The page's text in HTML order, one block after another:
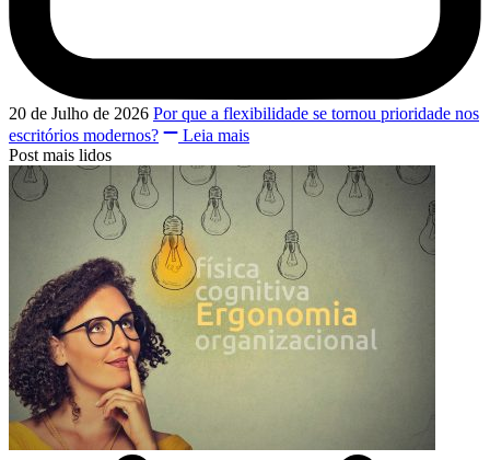
20 de Julho de 2026 Por que a flexibilidade se tornou prioridade nos
escritórios modernos?
Leia mais
Post mais lidos